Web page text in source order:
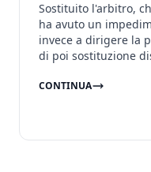
Sostituito l'arbitro,
ha avuto un
invece a dirigere la
di poi sostituzione
CONTINUA